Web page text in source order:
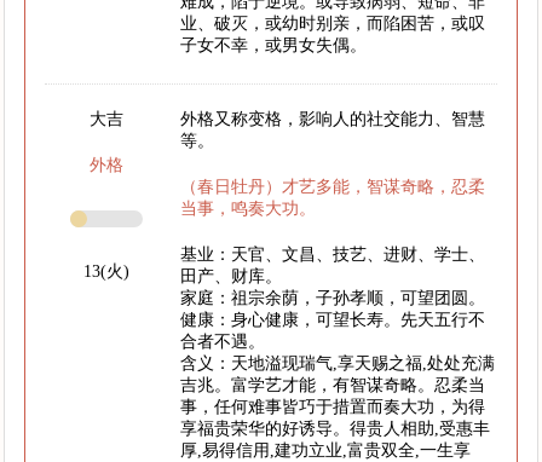
业、破灭，或幼时别亲，而陷困苦，或叹
子女不幸，或男女失偶。
大吉
外格
13(火)
外格又称变格，影响人的社交能力、智慧
等。
（春日牡丹）才艺多能，智谋奇略，忍柔
当事，鸣奏大功。
基业：天官、文昌、技艺、进财、学士、
田产、财库。
家庭：祖宗余荫，子孙孝顺，可望团圆。
健康：身心健康，可望长寿。先天五行不
合者不遇。
含义：天地溢现瑞气,享天赐之福,处处充满
吉兆。富学艺才能，有智谋奇略。忍柔当
事，任何难事皆巧于措置而奏大功，为得
享福贵荣华的好诱导。得贵人相助,受惠丰
厚,易得信用,建功立业,富贵双全,一生享